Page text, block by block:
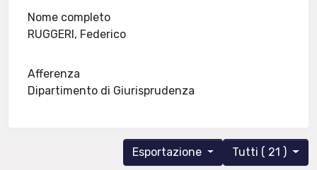
Nome completo
RUGGERI, Federico
Afferenza
Dipartimento di Giurisprudenza
Tutti ( 21 )
Esportazione